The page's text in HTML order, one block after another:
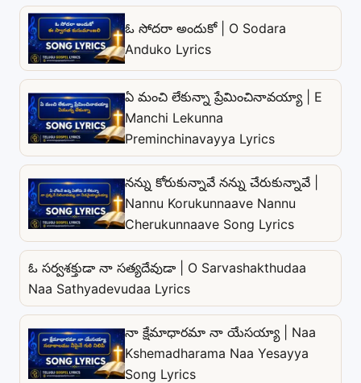
ఓ సోదరా అందుకో | O Sodara
Anduko Lyrics
ఏ మంచి లేకున్నా ప్రేమించినావయ్యా | E
Manchi Lekunna
Preminchinavayya Lyrics
నన్ను కోరుకున్నావే నన్ను చేరుకున్నావే |
Nannu Korukunnaave Nannu
Cherukunnaave Song Lyrics
ఓ సర్వశక్తుడా నా సత్యదేవుడా | O Sarvashakthudaa
Naa Sathyadevudaa Lyrics
నా క్షేమాధారమా నా యేసయ్యా | Naa
Kshemadharama Naa Yesayya
Song Lyrics